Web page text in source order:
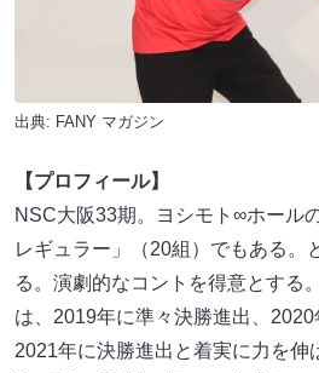
出典: FANY マガジン
【プロフィール】
NSC大阪33期。ヨシモト∞ホール
レギュラー」（20組）でもある。
る。演劇的なコントを得意とする
は、2019年に準々決勝進出、
2021年に決勝進出と着実に力を伸